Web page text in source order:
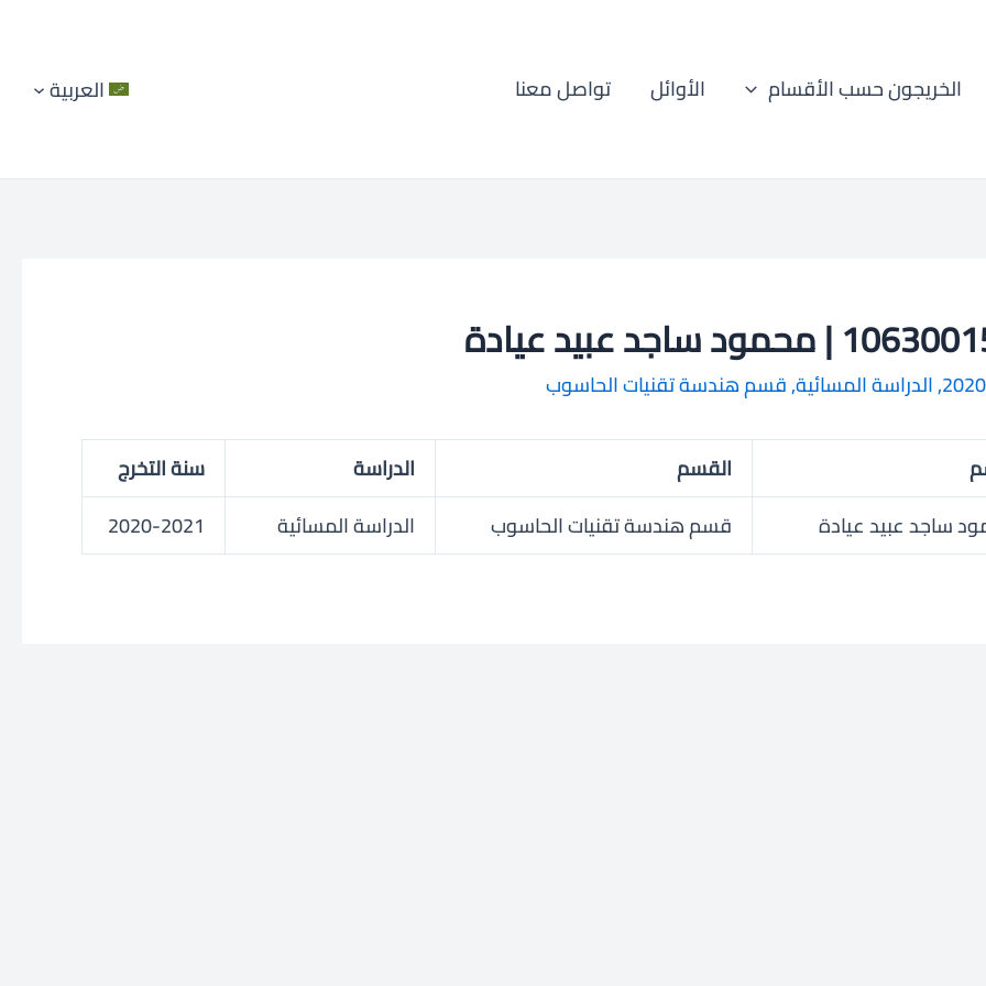
الخريجون حسب الأقسام الأوائل تواصل معنا العربية
محمود ساجد عبيد عيادة
,الدراسة المسائية,قسم هندسة تقنيات الحاسوب
القسم الدراسة
سنة التخرج
ساجد عبيد عيادة
قسم هندسة تقنيات الحاسوب الدراسة المسائية 2020-2021